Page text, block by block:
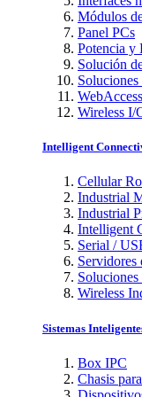
Módulos
Panel PCs
Potencia y
Solución
Wireless I/
Intelligent
Cellular
Industrial
Industrial
Intelligent
Serial /
Servidores
Wireless
Sistemas
Box IPC
Chasis